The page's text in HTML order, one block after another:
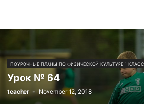
ПОУРОЧНЫЕ ПЛАНЫ ПО ФИЗИЧЕСКОЙ КУЛЬТУРЕ 1 КЛАСС
Урок № 64
teacher - November 12, 2018